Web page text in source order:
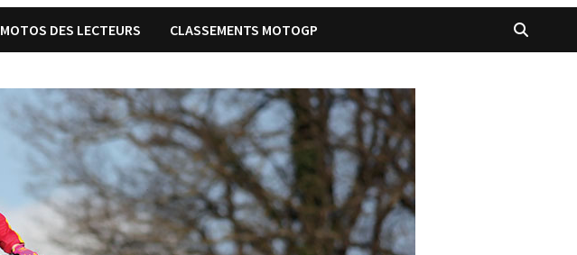
MOTOS DES LECTEURS CLASSEMENTS MOTOGP